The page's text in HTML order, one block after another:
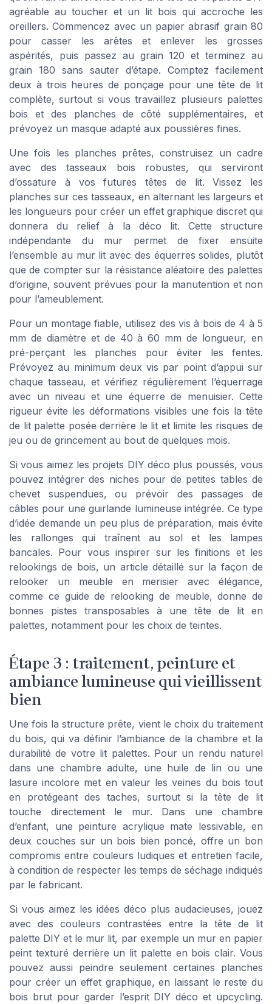
agréable au toucher et un lit bois qui accroche les
oreillers. Commencez avec un papier abrasif grain 80
pour casser les arêtes et enlever les grosses
aspérités, puis passez au grain 120 et terminez au
grain 180 sans sauter d’étape. Comptez facilement
deux à trois heures de ponçage pour une tête de lit
complète, surtout si vous travaillez plusieurs palettes
bois et des planches de côté supplémentaires, et
prévoyez un masque adapté aux poussières fines.
Une fois les planches prêtes, construisez un cadre
avec des tasseaux bois robustes, qui serviront
d’ossature à vos futures têtes de lit. Vissez les
planches sur ces tasseaux, en alternant les largeurs et
les longueurs pour créer un effet graphique discret qui
donnera du relief à la déco lit. Cette structure
indépendante du mur permet de fixer ensuite
l’ensemble au mur lit avec des équerres solides, plutôt
que de compter sur la résistance aléatoire des palettes
d’origine, souvent prévues pour la manutention et non
pour l’ameublement.
Pour un montage fiable, utilisez des vis à bois de 4 à 5
mm de diamètre et de 40 à 60 mm de longueur, en
pré-perçant les planches pour éviter les fentes.
Prévoyez au minimum deux vis par point d’appui sur
chaque tasseau, et vérifiez régulièrement l’équerrage
avec un niveau et une équerre de menuisier. Cette
rigueur évite les déformations visibles une fois la tête
de lit palette posée derrière le lit et limite les risques de
jeu ou de grincement au bout de quelques mois.
Si vous aimez les projets DIY déco plus poussés, vous
pouvez intégrer des niches pour de petites tables de
chevet suspendues, ou prévoir des passages de
câbles pour une guirlande lumineuse intégrée. Ce type
d’idée demande un peu plus de préparation, mais évite
les rallonges qui traînent au sol et les lampes
bancales. Pour vous inspirer sur les finitions et les
relookings de bois, un article détaillé sur la façon de
relooker un meuble en merisier avec élégance,
comme ce guide de relooking de meuble, donne de
bonnes pistes transposables à une tête de lit en
palettes, notamment pour les choix de teintes.
Étape 3 : traitement, peinture et
ambiance lumineuse qui vieillissent
bien
Une fois la structure prête, vient le choix du traitement
du bois, qui va définir l’ambiance de la chambre et la
durabilité de votre lit palettes. Pour un rendu naturel
dans une chambre adulte, une huile de lin ou une
lasure incolore met en valeur les veines du bois tout
en protégeant des taches, surtout si la tête de lit
touche directement le mur. Dans une chambre
d’enfant, une peinture acrylique mate lessivable, en
deux couches sur un bois bien poncé, offre un bon
compromis entre couleurs ludiques et entretien facile,
à condition de respecter les temps de séchage indiqués
par le fabricant.
Si vous aimez les idées déco plus audacieuses, jouez
avec des couleurs contrastées entre la tête de lit
palette DIY et le mur lit, par exemple un mur en papier
peint texturé derrière un lit palette en bois clair. Vous
pouvez aussi peindre seulement certaines planches
pour créer un effet graphique, en laissant le reste du
bois brut pour garder l’esprit DIY déco et upcycling.